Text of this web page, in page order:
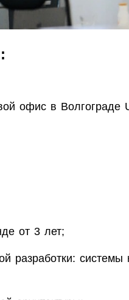
офис в Волгограде
от 3 лет;
разработки: системы